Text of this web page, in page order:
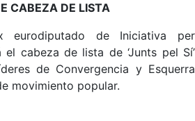
CABEZA DE LISTA
eurodiputado de Iniciativa per
el cabeza de lista de ‘Junts pel Sí’
de Convergencia y Esquerra
movimiento popular.